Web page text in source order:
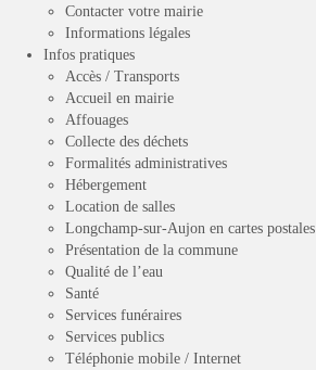
Contacter votre mairie
Informations légales
Infos pratiques
Accès / Transports
Accueil en mairie
Affouages
Collecte des déchets
Formalités administratives
Hébergement
Location de salles
Longchamp-sur-Aujon en cartes postales
Présentation de la commune
Qualité de l’eau
Santé
Services funéraires
Services publics
Téléphonie mobile / Internet